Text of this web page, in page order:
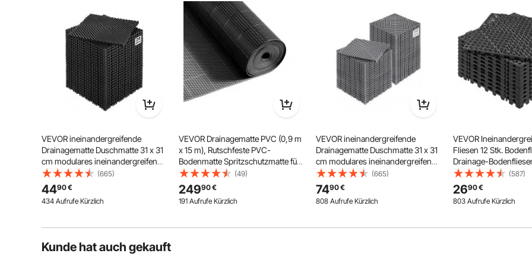
Einfache Installation Vorher & Nachher Mühelose Reinigung
VEVOR ineinandergreifende
Drainagematte Duschmatte 31 x 31
cm modulares ineinandergreifende
Bodenmatten, 24 STK. Spleiß-
Drainagematten, rutschfeste
Drainage-Bodenfliesen, für Garage
Garten Schwarz
(665)
4490€
434 Aufrufe Kürzlich
VEVOR Drainagematte PVC (0,9 m
x 15 m), Rutschfeste PVC-
Bodenmatte Spritzschutzmatte für
Nassbereiche, Hohlmattenrolle,
Antirutschmatte für
Schwimmbäder, Terrassen,
Badezimmer & Toiletten, Schwarz
(49)
24990€
191 Aufrufe Kürzlich
VEVOR ineinandergreifende
Drainagematte Duschmatte 31 x 31
cm modulares ineinandergreifende
Bodenmatten, 50 Stk. Spleiß-
Drainagematten, rutschfeste
Drainage-Bodenfliesen, für Garage
Garten Grau
(665)
7490€
808 Aufrufe Kürzlich
VEVOR
Fliesen 12 Stk.
Drainage-
Bodenfliesen 30 x 30
Außenbereich
Bodenfliesen Terrasse
Bodenfliesen
(587)
2690€
803 Aufrufe Kürzlich
Kunde hat auch gekauft